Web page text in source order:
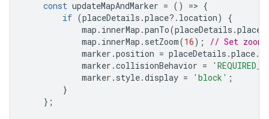
const updateMapAndMarker = () => {
if (placeDetails .place? . location)
{
map . innerMap .panTo(placeDetails .place
map . innerMap . setZoom(16);
// Set zoom
marker .position = placeDetails .place.
marker .collisionBehavior =
marker . style.display = 'block' ;
}
};